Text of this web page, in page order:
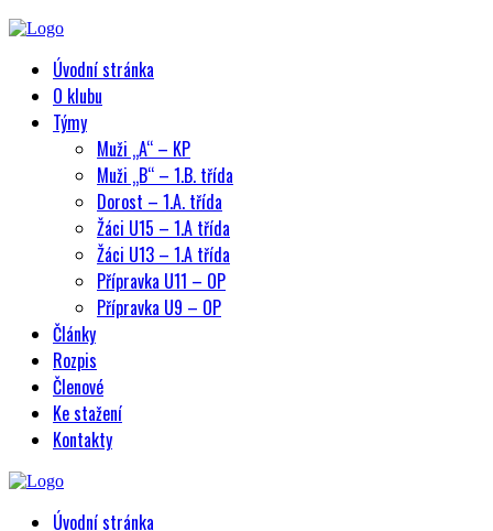
Úvodní stránka
O klubu
Týmy
Muži „A“ – KP
Muži „B“ – 1.B. třída
Dorost – 1.A. třída
Žáci U15 – 1.A třída
Žáci U13 – 1.A třída
Přípravka U11 – OP
Přípravka U9 – OP
Články
Rozpis
Členové
Ke stažení
Kontakty
Úvodní stránka